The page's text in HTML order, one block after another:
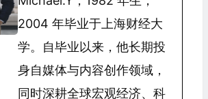
2004 年毕业于上海财经大
学。自毕业以来，他长期投
身自媒体与内容创作领域，
同时深耕全球宏观经济、科